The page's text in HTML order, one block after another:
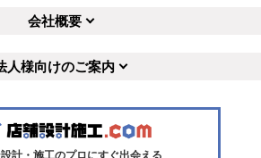
会社概要
人様向けのご案内